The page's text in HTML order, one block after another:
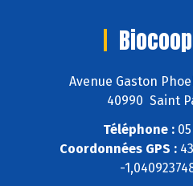
Avenue Gaston
40990 Saint
Téléphone :05
Coordonnées GPS :
-